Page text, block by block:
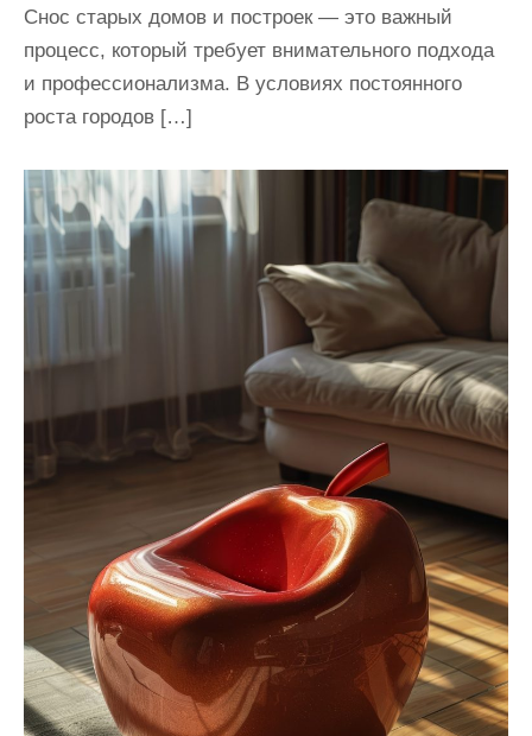
Снос старых домов и построек — это важный
процесс, который требует внимательного подхода
и профессионализма. В условиях постоянного
роста городов […]